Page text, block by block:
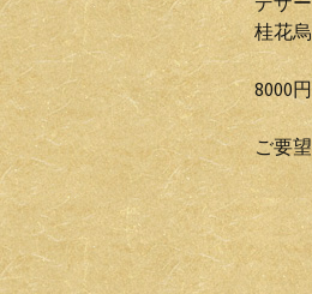
桂花
8000
ご要